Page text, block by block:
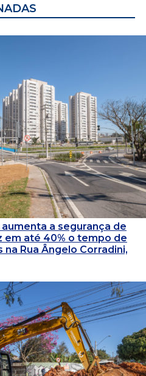
a segurança de
em até 40% o tempo de
Rua Ângelo Corradini,